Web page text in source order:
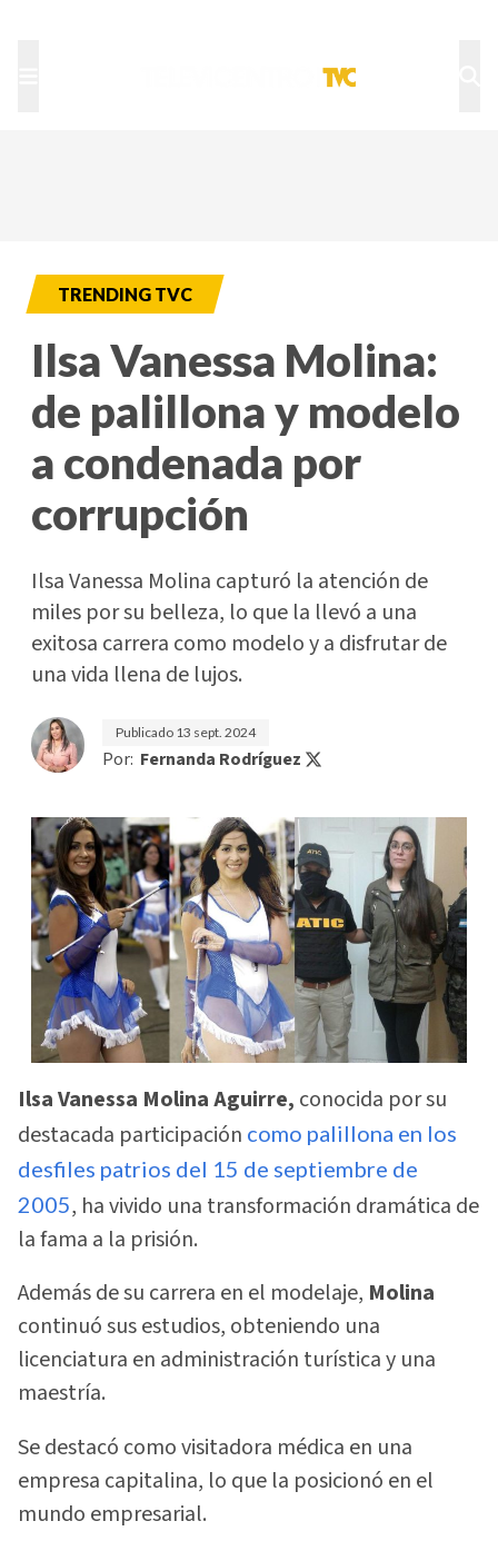
TRENDING TVC
Ilsa Vanessa Molina:
de palillona y modelo
a condenada por
corrupción
Ilsa Vanessa Molina capturó la atención de
miles por su belleza, lo que la llevó a una
exitosa carrera como modelo y a disfrutar de
una vida llena de lujos.
Publicado 13 sept. 2024
Por: Fernanda Rodríguez
Ilsa Vanessa Molina Aguirre, conocida por su
destacada participación como palillona en los
desfiles patrios del 15 de septiembre de
2005, ha vivido una transformación dramática de
la fama a la prisión.
Además de su carrera en el modelaje, Molina
continuó sus estudios, obteniendo una
licenciatura en administración turística y una
maestría.
Se destacó como visitadora médica en una
empresa capitalina, lo que la posicionó en el
mundo empresarial.